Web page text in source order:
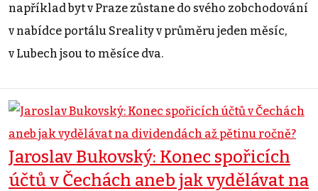
například byt v Praze zůstane do svého zobchodování
v nabídce portálu Sreality v průměru jeden měsíc,
v Lubech jsou to měsíce dva.
Jaroslav Bukovský: Konec spořicích
účtů v Čechách aneb jak vydělávat na